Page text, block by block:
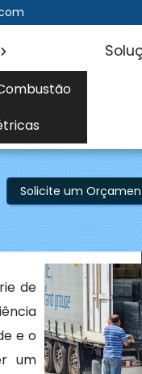
Solicite um
de
e o
um